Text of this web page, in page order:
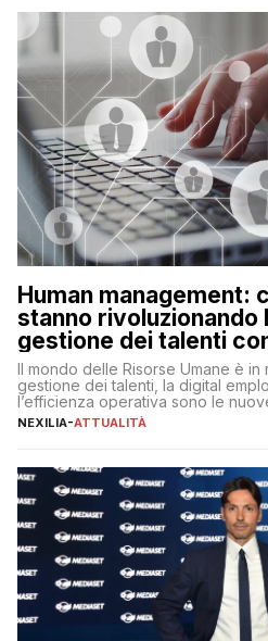
operazioni, bensì comporta […]
Human management:
stanno rivoluzionando
gestione dei talenti
Il mondo delle Risorse Umane è
gestione dei talenti, la digital
l’efficienza operativa sono le
lavoro, d’altra parte, è sempre più
NEXILIA-ATTUALITÀ